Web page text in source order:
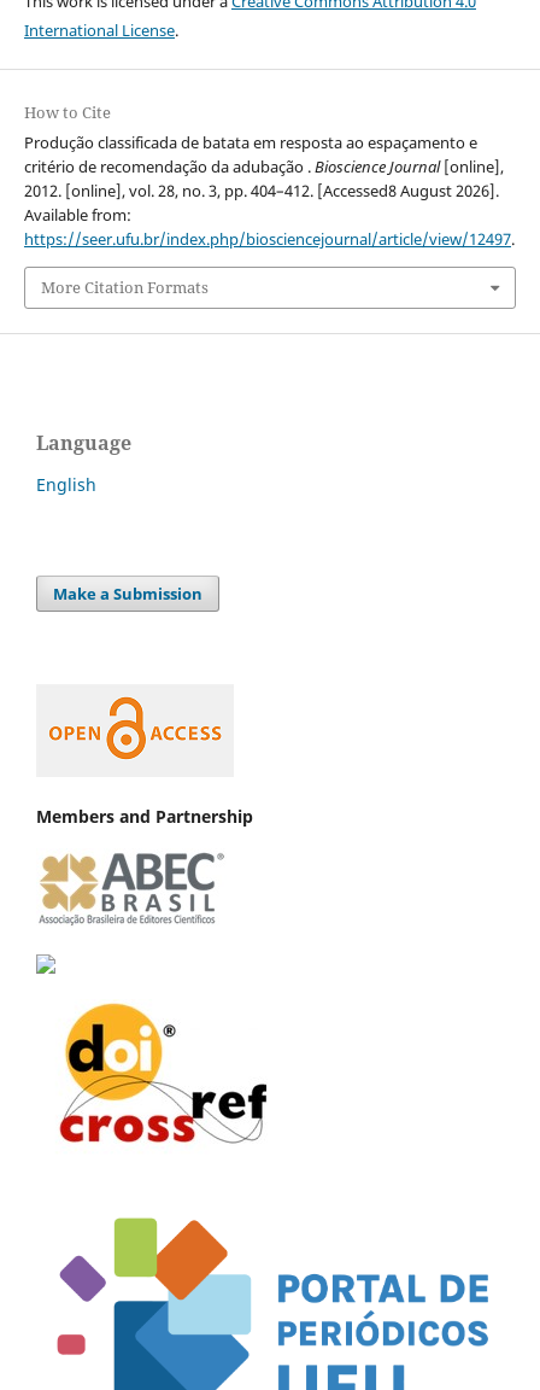
International License.
How to Cite
Produção classificada de batata em resposta ao espaçamento e
critério de recomendação da adubação .Bioscience Journal[online],
2012. [online], vol. 28, no. 3, pp. 404–412. [Accessed8 August 2026].
Available from:
https://seer.ufu.br/index.php/biosciencejournal/article/view/12497.
More Citation Formats
Language
English
Make a Submission
Members and Partnership